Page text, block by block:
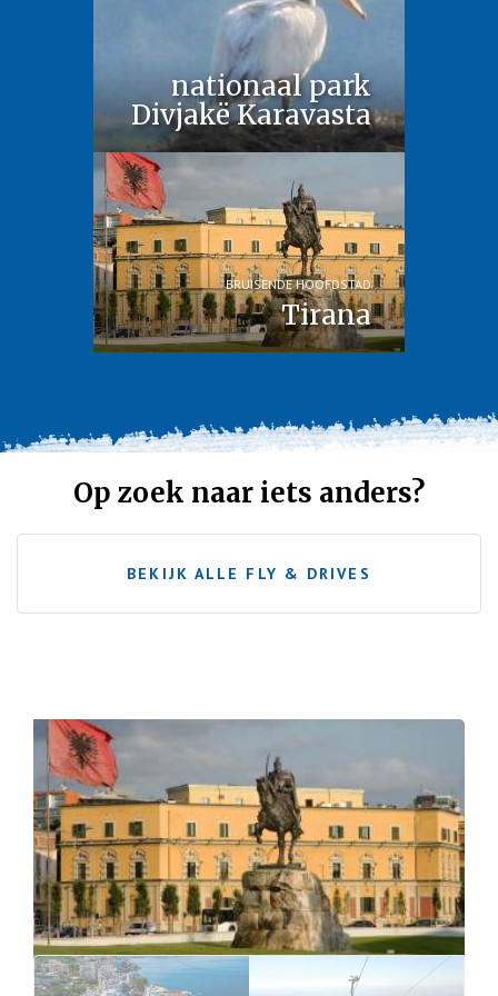
nationaal park
Divjakë Karavasta
Tirana
BRUISENDE HOOFDSTAD
Op zoek naar iets anders?
BEKIJK ALLE FLY & DRIVES